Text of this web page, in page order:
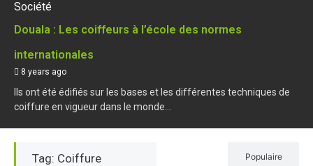
Société
Douala : Les coiffeurs à l’école des normes
internationales
8 years ago
Ils ont été édifiés sur les bases et les différentes techniques de
coiffure en vigueur dans le monde...
Tag: Coiffure Populaire